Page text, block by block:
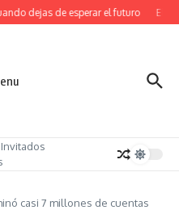
dejas de esperar el futuro El
Invitados
casi 7 millones de cuentas